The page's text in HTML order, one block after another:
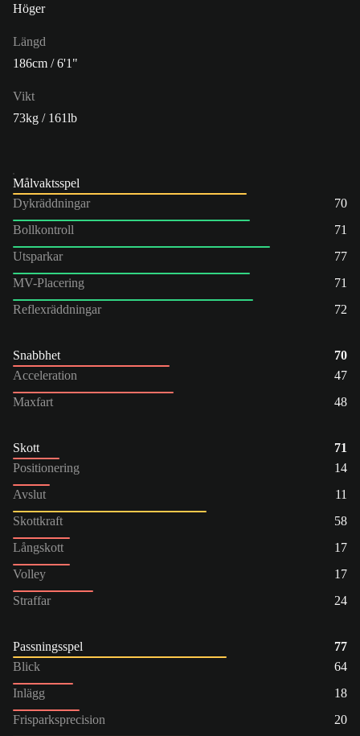
Höger
Längd
186cm / 6'1"
Vikt
73kg / 161lb
Målvaktsspel
Dykräddningar
70
Bollkontroll
71
Utsparkar
77
MV-Placering
71
Reflexräddningar
72
Snabbhet
70
Acceleration
47
Maxfart
48
Skott
71
Positionering
14
Avslut
11
Skottkraft
58
Långskott
17
Volley
17
Straffar
24
Passningsspel
77
Blick
64
Inlägg
18
Frisparksprecision
20